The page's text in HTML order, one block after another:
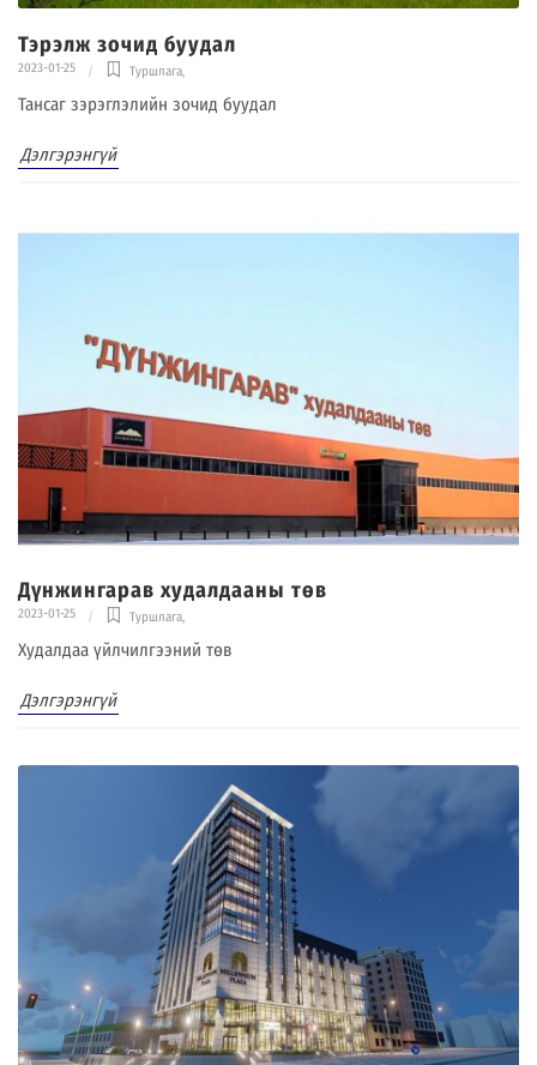
Тэрэлж зочид буудал
2023-01-25 Туршлага,
Тансаг зэрэглэлийн зочид буудал
Дэлгэрэнгүй
Дүнжингарав худалдааны төв
2023-01-25 Туршлага,
Худалдаа үйлчилгээний төв
Дэлгэрэнгүй